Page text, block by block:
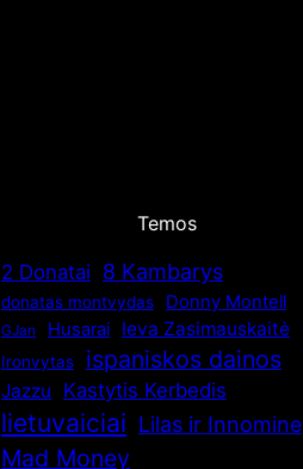
Temos
2 Donatai 8 Kambarys
donatas montvydas Donny Montell
GJan Husarai Ieva Zasimauskaitė
Ironvytas ispaniskos dainos
Jazzu Kastytis Kerbedis
lietuvaiciai Lilas ir Innomine
Mad Money